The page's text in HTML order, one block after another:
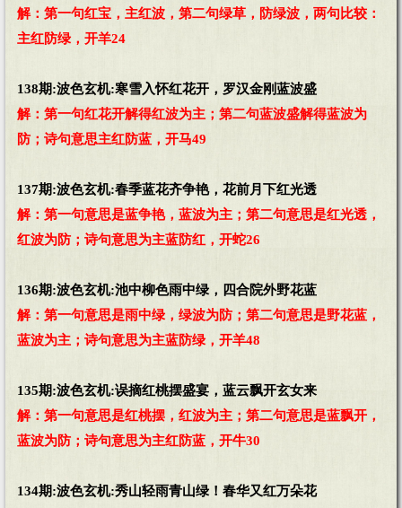
解：第一句红宝，主红波，第二句绿草，防绿波，两句比较：
主红防绿，开羊24
138期:波色玄机:寒雪入怀红花开，罗汉金刚蓝波盛
解：第一句红花开解得红波为主；第二句蓝波盛解得蓝波为
防；诗句意思主红防蓝，开马49
137期:波色玄机:春季蓝花齐争艳，花前月下红光透
解：第一句意思是蓝争艳，蓝波为主；第二句意思是红光透，
红波为防；诗句意思为主蓝防红，开蛇26
136期:波色玄机:池中柳色雨中绿，四合院外野花蓝
解：第一句意思是雨中绿，绿波为防；第二句意思是野花蓝，
蓝波为主；诗句意思为主蓝防绿，开羊48
135期:波色玄机:误摘红桃摆盛宴，蓝云飘开玄女来
解：第一句意思是红桃摆，红波为主；第二句意思是蓝飘开，
蓝波为防；诗句意思为主红防蓝，开牛30
134期:波色玄机:秀山轻雨青山绿！春华又红万朵花